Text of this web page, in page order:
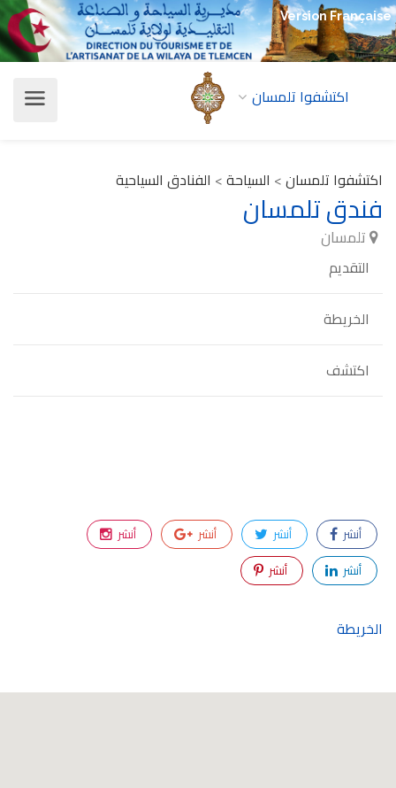
Version Française
اكتشفوا تلمسان
اكتشفوا تلمسان> السياحة> الفنادق السياحية
فندق تلمسان
تلمسان
التقديم
الخريطة
اكتشف
أنشر أنشر أنشر
أنشر
أنشر
أنشر
الخريطة